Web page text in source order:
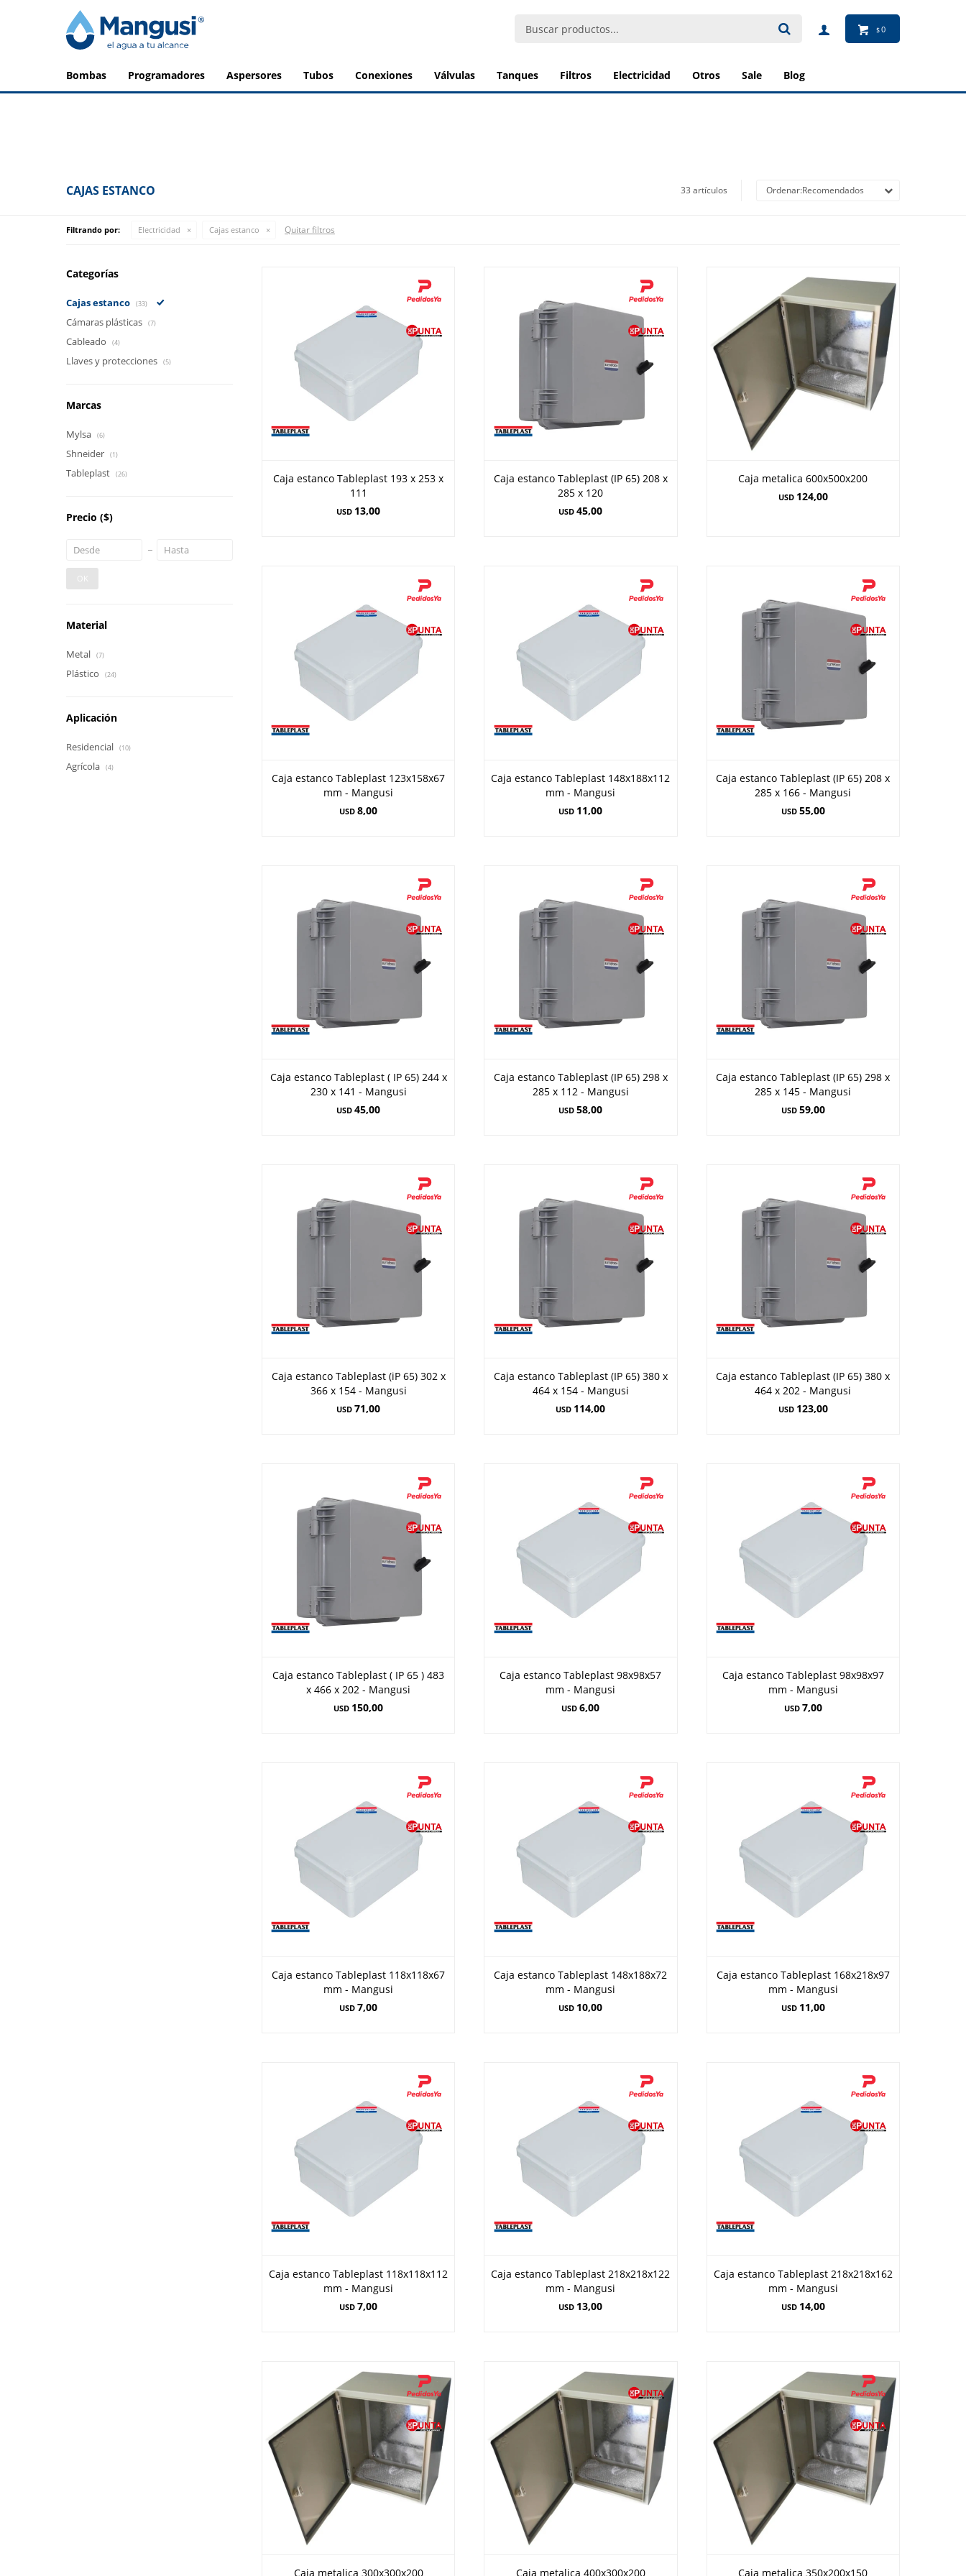
bombas programadores aspersores tubos conexiones válvulas tanques filtros electricidad otros sale blog
$0
CAJAS ESTANCO 33 artículos Recomendados
Filtrando por: Electricidad Cajas estanco Quitar filtros
Caja estanco Tableplast 193 x 253 x
111
USD 13,00
Caja estanco Tableplast (IP 65) 208 x
285 x 120
USD 45,00
Caja metalica 600x500x200
USD 124,00
Caja estanco Tableplast 123x158x67
mm - Mangusi
USD 8,00
Caja estanco Tableplast 148x188x112
mm - Mangusi
USD 11,00
Caja estanco Tableplast (IP 65) 208 x
285 x 166 - Mangusi
USD 55,00
Caja estanco Tableplast ( IP 65) 244 x
230 x 141 - Mangusi
USD 45,00
Caja estanco Tableplast (IP 65) 298 x
285 x 112 - Mangusi
USD 58,00
Caja estanco Tableplast (IP 65) 298 x
285 x 145 - Mangusi
USD 59,00
Caja estanco Tableplast (iP 65) 302 x
366 x 154 - Mangusi
USD 71,00
Caja estanco Tableplast (IP 65) 380 x
464 x 154 - Mangusi
USD 114,00
Caja estanco Tableplast (IP 65) 380 x
464 x 202 - Mangusi
USD 123,00
Caja estanco Tableplast ( IP 65 ) 483
x 466 x 202 - Mangusi
USD 150,00
Caja estanco Tableplast 98x98x57
mm - Mangusi
USD 6,00
Caja estanco Tableplast 98x98x97
mm - Mangusi
USD 7,00
Caja estanco Tableplast 118x118x67
mm - Mangusi
USD 7,00
Caja estanco Tableplast 148x188x72
mm - Mangusi
USD 10,00
Caja estanco Tableplast 168x218x97
mm - Mangusi
USD 11,00
Caja estanco Tableplast 118x118x112
mm - Mangusi
USD 7,00
Caja estanco Tableplast 218x218x122
mm - Mangusi
USD 13,00
Caja estanco Tableplast 218x218x162
mm - Mangusi
USD 14,00
Caja metalica 300x300x200 Caja metalica 400x300x200 Caja metalica 350x200x150
Categorías
Cajas estanco (33)
Cámaras plásticas (7)
Cableado (4)
Llaves y protecciones (5)
Marcas
Mylsa (6)
Shneider (1)
Tableplast (26)
Precio ($)
OK
Material
Metal (7)
Plástico (24)
Aplicación
Residencial (10)
Agrícola (4)